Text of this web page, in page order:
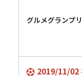
グルメグランプ
2019/11/02